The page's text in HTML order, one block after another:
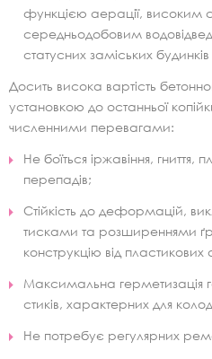
функцією аерації, високим
середньодобовим
статусних заміських
Досить висока вартість
установкою до останньої
численними перевагами:
Не боїться іржавіння,
перепадів;
Стійкість до деформацій,
тисками та розширеннями
конструкцію від пластикових
Максимальна герметизація
стиків, характерних для
Не потребує регулярних